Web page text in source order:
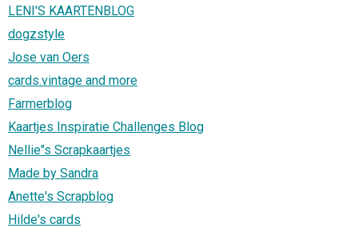
LENI'S KAARTENBLOG
dogzstyle
Jose van Oers
cards.vintage and more
Farmerblog
Kaartjes Inspiratie Challenges Blog
Nellie"s Scrapkaartjes
Made by Sandra
Anette's Scrapblog
Hilde's cards